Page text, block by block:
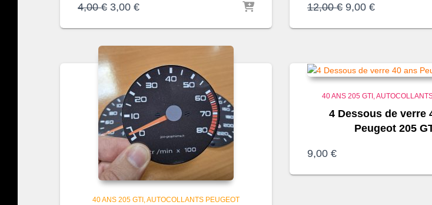
4,00€ Le
initial
était :
3,00 €Le
actuel
est :
12,00€ Le
initial
9,00 €Le
actuel
40 ANS 205 GTI AUTOCOLLANTS PEUGEOT
40 ANS 205 GTI
4 Dessous de verre
Peugeot 205
9,00 €